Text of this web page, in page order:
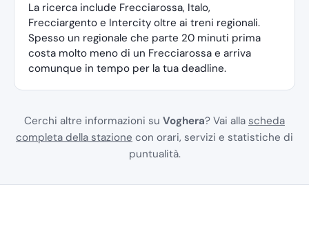
La ricerca include Frecciarossa, Italo,
Frecciargento e Intercity oltre ai treni regionali.
Spesso un regionale che parte 20 minuti prima
costa molto meno di un Frecciarossa e arriva
comunque in tempo per la tua deadline.
Cerchi altre informazioni su Voghera? Vai alla scheda
completa della stazione con orari, servizi e statistiche di
puntualità.